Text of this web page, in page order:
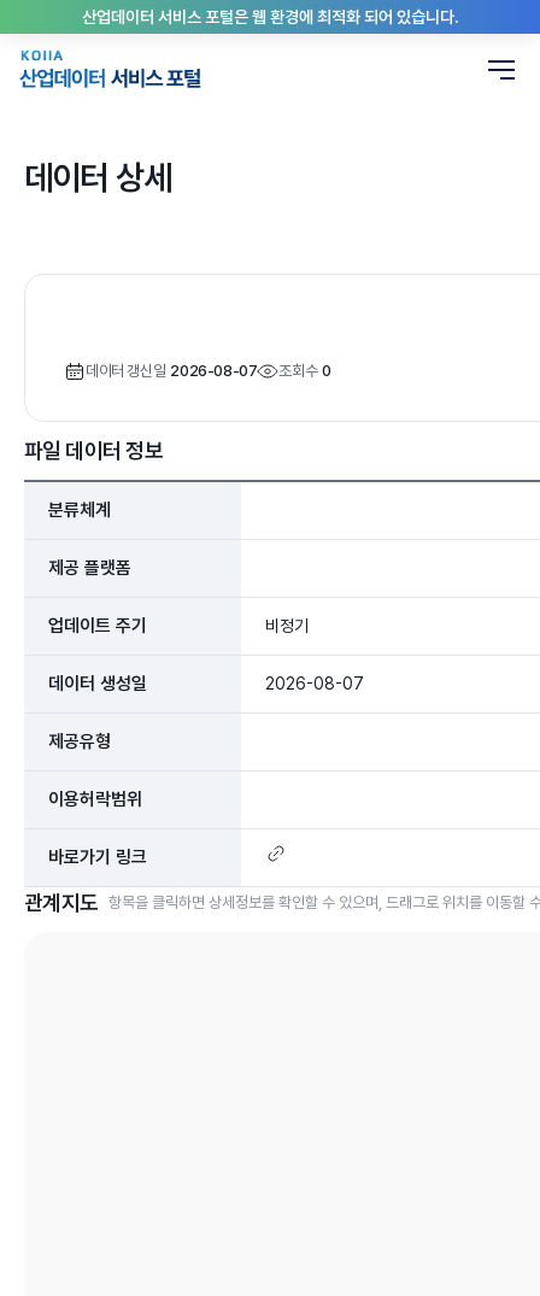
산업데이터 서비스 포털은 웹 환경에 최적화 되어 있습니다.
데이터 상세
데이터 갱신일 2026-08-07 조회수 0
파일 데이터 정보
분류체계
제공 플랫폼
업데이트 주기 비정기
데이터 생성일 2026-08-07
제공유형
이용허락범위
바로가기 링크
관계지도 항목을 클릭하면 상세정보를 확인할 수 있으며, 드래그로 위치를 이동할